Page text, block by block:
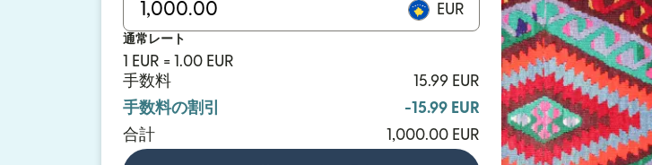
EUR
通常レート
1 EUR = 1.00 EUR
手数料
15.99 EUR
手数料の割引
-15.99 EUR
合計
1,000.00 EUR